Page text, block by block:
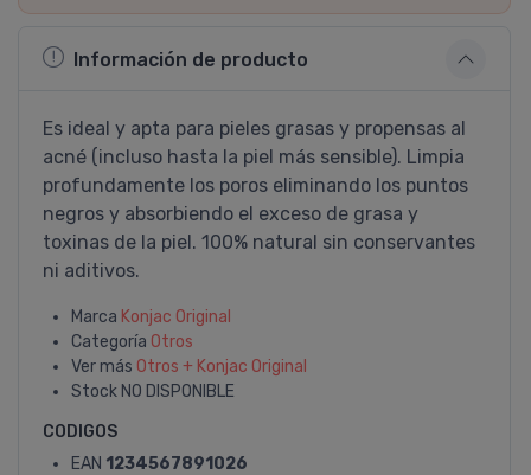
Información de producto
Es ideal y apta para pieles grasas y propensas al
acné (incluso hasta la piel más sensible). Limpia
profundamente los poros eliminando los puntos
negros y absorbiendo el exceso de grasa y
toxinas de la piel. 100% natural sin conservantes
ni aditivos.
Marca Konjac Original
Categoría Otros
Ver más Otros + Konjac Original
Stock NO DISPONIBLE
CODIGOS
EAN 1234567891026